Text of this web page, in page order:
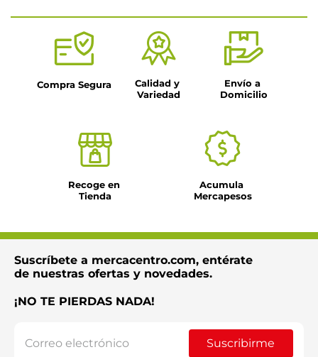
Compra Segura
Calidad y
Variedad
Envío a
Domicilio
Recoge en
Tienda
Acumula
Mercapesos
Suscríbete a mercacentro.com, entérate
de nuestras ofertas y novedades.
¡NO TE PIERDAS NADA!
Suscribirme